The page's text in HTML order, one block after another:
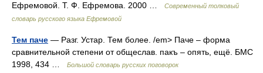
Ефремовой. Т. Ф. Ефремова. 2000 …
Современный толковый
словарь русского языка Ефремовой
Тем паче — Разг. Устар. Тем более. /em> Паче – форма
сравнительной степени от общеслав. пакъ – опять, ещё. БМС
1998, 434 …
Большой словарь русских поговорок